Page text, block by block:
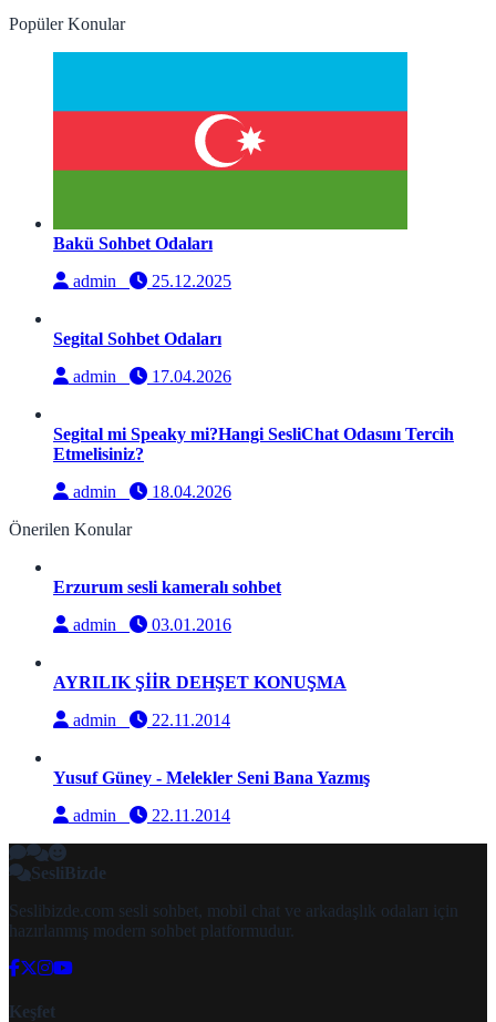
Popüler Konular
Bakü Sohbet Odaları
admin
25.12.2025
Segital Sohbet Odaları
admin
17.04.2026
Segital mi Speaky mi?Hangi SesliChat Odasını Tercih
Etmelisiniz?
admin
18.04.2026
Önerilen Konular
Erzurum sesli kameralı sohbet
admin
03.01.2016
AYRILIK ŞİİR DEHŞET KONUŞMA
admin
22.11.2014
Yusuf Güney - Melekler Seni Bana Yazmış
admin
22.11.2014
SesliBizde
Seslibizde.com sesli sohbet, mobil chat ve arkadaşlık odaları için
hazırlanmış modern sohbet platformudur.
Keşfet